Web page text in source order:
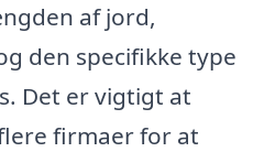
af jord,
den specifikke type
Det er vigtigt at
firmaer for at